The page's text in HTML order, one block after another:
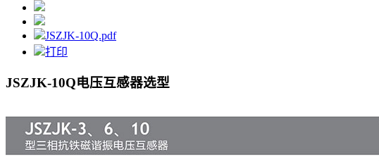
JSZJK-10Q.pdf
打印
JSZJK-10Q电压互感器选型